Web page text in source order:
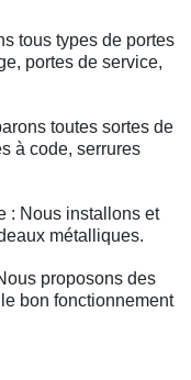
tous types de portes
portes de service,
toutes sortes de
à code, serrures
: Nous installons et
métalliques.
proposons des
bon fonctionnement